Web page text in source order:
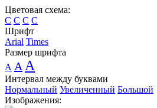
Цветовая схема:
C C C C
Шрифт
Arial Times
Размер шрифта
A A A
Интервал между буквами
Нормальный Увеличенный Большой
Изображения: